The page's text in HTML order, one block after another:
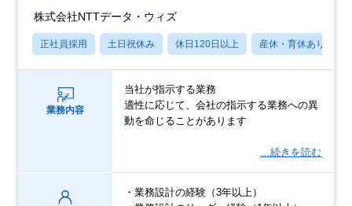
株式会社NTTデータ・ウィズ
正社員採用 土日祝休み 休日120日以上 産休・育休あり
業務内容
当社が指示する業務
適性に応じて、会社の指示する業務への異
動を命じることがあります
…続きを読む
・業務設計の経験（3年以上）